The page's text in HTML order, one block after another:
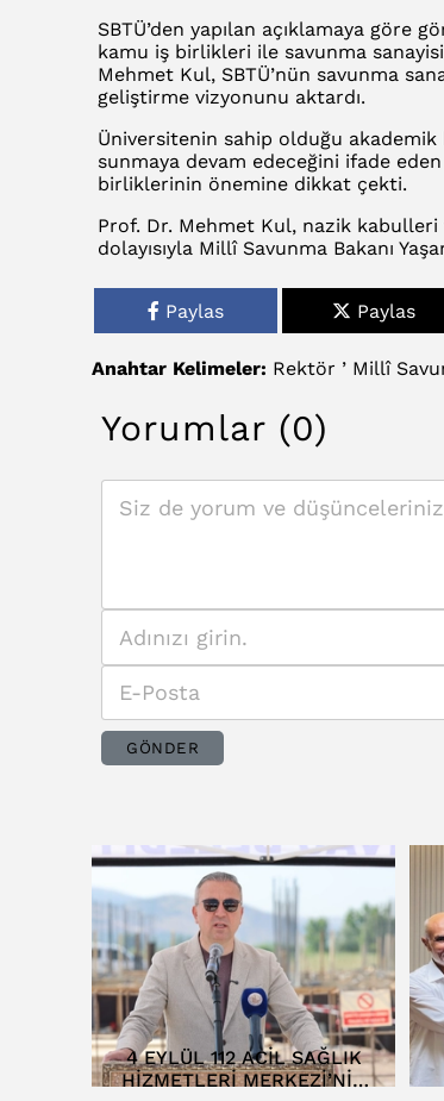
SBTÜ’den yapılan açıklamaya göre
kamu iş birlikleri ile savunma
Mehmet Kul, SBTÜ’nün savunma
geliştirme vizyonunu aktardı.
Üniversitenin sahip olduğu akademik
sunmaya devam edeceğini ifade
birliklerinin önemine dikkat çekti.
Prof. Dr. Mehmet Kul, nazik
dolayısıyla Millî Savunma Bakanı
Paylas Paylas
Anahtar Kelimeler: Rektör ’ Millî
Yorumlar (0)
GÖNDER
4 EYLÜL 112 ACİL SAĞLIK
HİZMETLERİ MERKEZİ’NİN